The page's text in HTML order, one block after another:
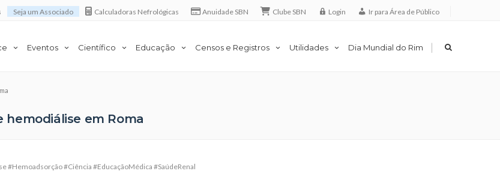
Seja um Associado Calculadoras Nefrológicas Anuidade SBN Clube SBN Login Ir para Área de Público
Eventos Científico Educação Censos e Registros Utilidades Dia Mundial do Rim |
em Roma
#Hemoadsorção #Ciência #EducaçãoMédica #SaúdeRenal